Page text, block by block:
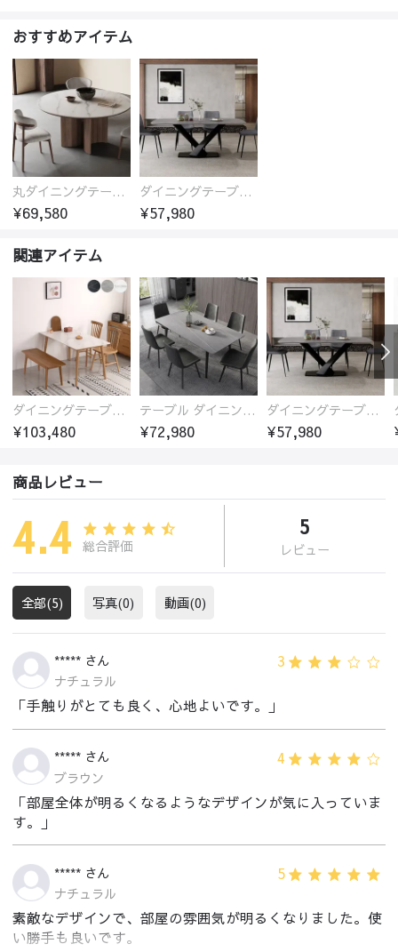
おすすめアイテム
丸ダイニングテーブル セラミック天板 耐熱 キズに強い 丸型 北欧 無垢材 円卓 円型
¥69,580
ダイニングテーブル おしゃれ セラミック天板 大理石柄 食卓 4人用 4人 6人 140cm 160cm 180cm 耐久性 耐熱 食事テーブル
¥57,980
関連アイテム
ダイニングテーブル セラミック天板 オークフレーム
¥103,480
テーブル ダイニングテーブル セラミック天板
¥72,980
ダイニングテーブル おしゃれ セラミック天板 大理石柄 食卓 4人用 4人 6人 140cm 160cm 180cm 耐久性 耐熱 食事テーブル
¥57,980
商品レビュー
4.4 総合評価
5
レビュー
全部(5) 写真(0) 動画(0)
***** さん 3
ナチュラル
「手触りがとても良く、心地よいです。」
***** さん 4
ブラウン
「部屋全体が明るくなるようなデザインが気に入っていま
す。」
***** さん 5
ナチュラル
素敵なデザインで、部屋の雰囲気が明るくなりました。使
い勝手も良いです。